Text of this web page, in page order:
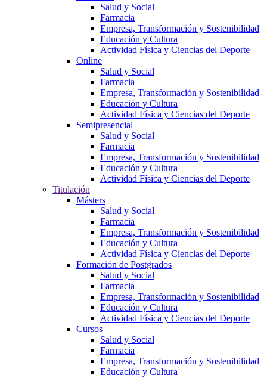
Salud y Social
Farmacia
Empresa, Transformación y Sostenibilidad
Educación y Cultura
Actividad Física y Ciencias del Deporte
Online
Salud y Social
Farmacia
Empresa, Transformación y Sostenibilidad
Educación y Cultura
Actividad Física y Ciencias del Deporte
Semipresencial
Salud y Social
Farmacia
Empresa, Transformación y Sostenibilidad
Educación y Cultura
Actividad Física y Ciencias del Deporte
Titulación
Másters
Salud y Social
Farmacia
Empresa, Transformación y Sostenibilidad
Educación y Cultura
Actividad Física y Ciencias del Deporte
Formación de Postgrados
Salud y Social
Farmacia
Empresa, Transformación y Sostenibilidad
Educación y Cultura
Actividad Física y Ciencias del Deporte
Cursos
Salud y Social
Farmacia
Empresa, Transformación y Sostenibilidad
Educación y Cultura